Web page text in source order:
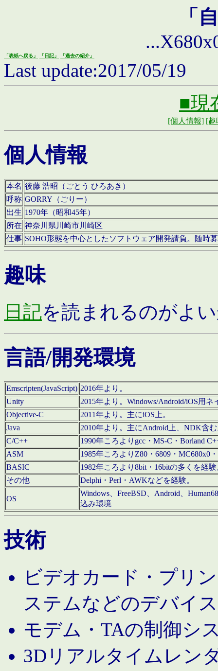
「
「表紙へ戻る」 「日記」 「過去の紹介」
Last update:2017/05/19
■現
[個人情報] [趣
個人情報
本名 後藤 浩昭（ごとう ひろあき）
呼称 GORRY（ごりー）
出生 1970年（昭和45年）
所在 神奈川県川崎市川崎区
仕事 SOHO形態を中心としたソフトウェア開発請負。随時
趣味
日記を読まれるのがよ
言語/開発環境
Emscripten(JavaScript) 2016年より。
Unity
2015年より。Windows/Android/iOS用
Objective-C
2011年より。主にiOS上。
Java
2010年より。主にAndroid上、NDK含
C/C++
1990年ころよりgcc・MS-C・Borland
ASM
1985年ころよりZ80・6809・MC680x0
BASIC
1982年ころより8bit・16bitの多くを経
その他
Delphi・Perl・AWKなどを経験。
OS
Windows、FreeBSD、Android、
込み環境
技術
ビデオカード・プリ
ステムなどのデバイ
モデム・TAの制御シ
3Dリアルタイムレン